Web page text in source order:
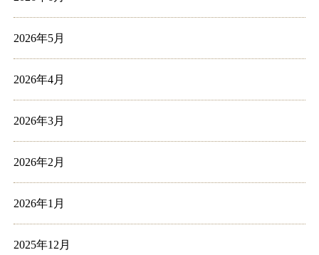
2026年5月
2026年4月
2026年3月
2026年2月
2026年1月
2025年12月